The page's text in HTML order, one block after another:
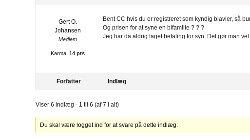
Gert O.
Johansen
Medlem
Karma: 14 pts
Bent CC hvis du er registreret som kyndig biavler, så
Og prisen for at syne en bifamilie ? ? ?
Jeg har da aldrig taget betaling for syn. Det gør man
Forfatter Indlæg
Viser 6 indlæg - 1 til 6 (af 7 i alt)
Du skal være logget ind for at svare på dette indlæg.